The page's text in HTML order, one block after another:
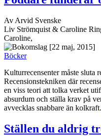
Av Arvid Svenske
Liv Strömquist & Caroline
Caroline,
[22 maj, 2015]
Böcker
Kulturrecensenter måste sluta
Recensionstekniken där
en viss teori att tolka verket
absurdum och ställa krav på
avvecklas snabbare än kolkraft.
Ställen du aldrig